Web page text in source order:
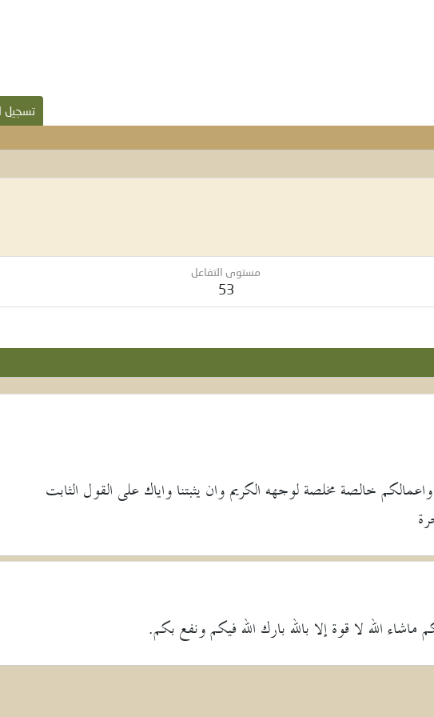
تسجيل
مستوى التفاعل
53
خالصة مخلصة لوجهه الكريم وان يثبتنا واياك على القول الثابت
الله لا قوة إلا بالله بارك الله فيكم ونفع بكم.